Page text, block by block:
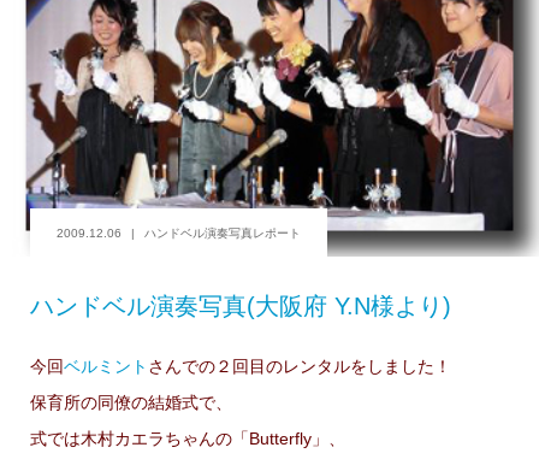
2009.12.06 ハンドベル演奏写真レポート
ハンドベル演奏写真(大阪府 Y.N様より)
今回ベルミント さんでの２回目のレンタルをしました！
保育所の同僚の結婚式で、
式では木村カエラちゃんの「Butterfly」、